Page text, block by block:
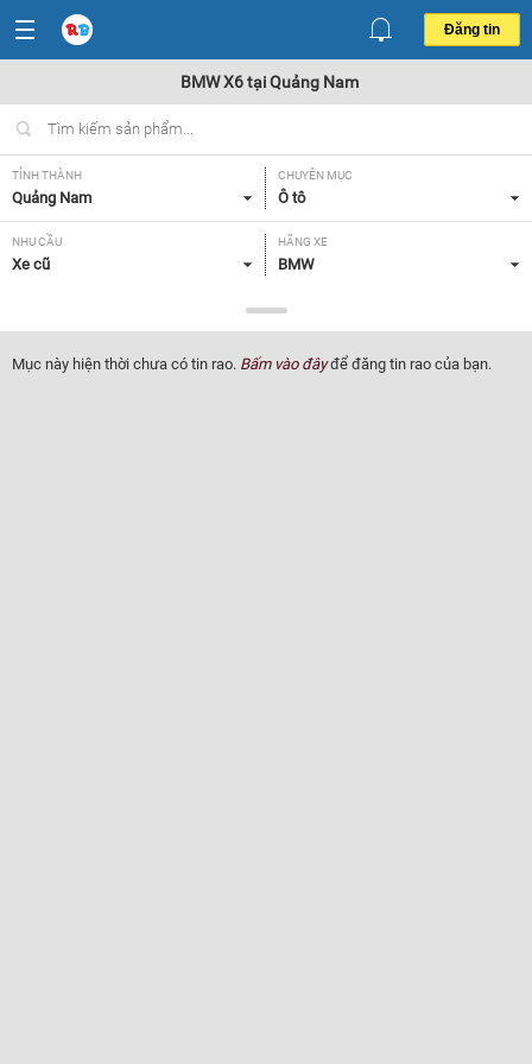
Đăng tin
BMW X6 tại Quảng Nam
TỈNH THÀNH
Quảng Nam
CHUYÊN MỤC
Ô tô
NHU CẦU
Xe cũ
HÃNG XE
BMW
X6
NĂM SẢN XUẤT
Tất cả
GIÁ XE XUẤT XỨ
Mục này hiện thời chưa có tin rao. Bấm vào đâyđể đăng tin rao của bạn.